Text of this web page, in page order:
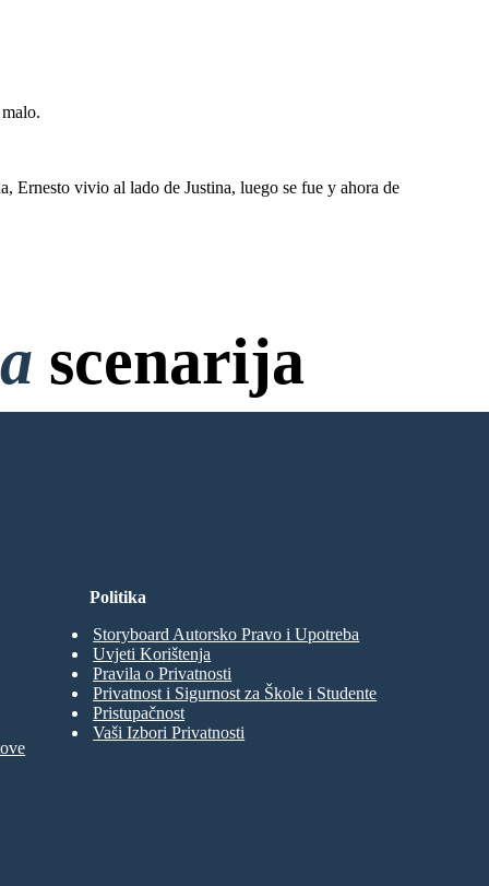
Ernesto vivio al lado de Justina, luego se fue y ahora de
scenarija
Prijave!
Politika
Storyboard Autorsko Pravo i Upotreba
Uvjeti Korištenja
Pravila o Privatnosti
Privatnost i Sigurnost za Škole i Studente
Pristupačnost
Vaši Izbori Privatnosti